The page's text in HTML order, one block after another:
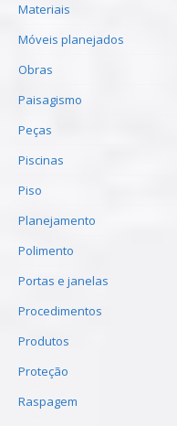
Materiais
Móveis planejados
Obras
Paisagismo
Peças
Piscinas
Piso
Planejamento
Polimento
Portas e janelas
Procedimentos
Produtos
Proteção
Raspagem